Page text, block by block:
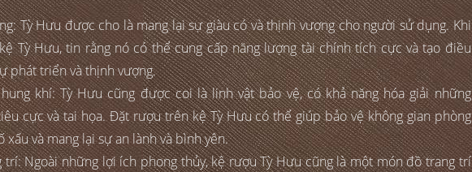
Tỳ Hưu được cho là mang lại sự giàu có và thịnh vượng cho người sử dụng. Khi
Tỳ Hưu, tin rằng nó có thể cung cấp năng lượng tài chính tích cực và tạo điều
phát triển và thịnh vượng.
khí: Tỳ Hưu cũng được coi là linh vật bảo vệ, có khả năng hóa giải những
cực và tai họa. Đặt rượu trên kệ Tỳ Hưu có thể giúp bảo vệ không gian phòng
và mang lại sự an lành và bình yên.
trí: Ngoài những lợi ích phong thủy, kệ rượu Tỳ Hưu cũng là một món đồ trang trí